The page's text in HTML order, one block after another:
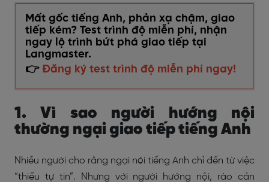
Mất gốc tiếng Anh, phản xạ chậm, giao
tiếp kém? Test trình độ miễn phí, nhận
ngay lộ trình bứt phá giao tiếp tại
Langmaster.
👉 Đăng ký test trình độ miễn phí ngay!
1. Vì sao người hướng nội
thường ngại giao tiếp tiếng Anh
Nhiều người cho rằng ngại nói tiếng Anh chỉ đến từ việc
“thiếu tự tin”. Nhưng với người hướng nội, rào cản